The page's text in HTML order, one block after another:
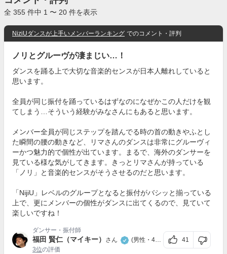
全 355 件中 1 〜 20 件を表示
NiziUダンスが上手いメンバーランキング でのコメント・評判
ノリとグルーヴが凄まじい…！
ダンスを踊る上で大切な音楽的センスが日本人離れしていると
思います。
全員が同じ振付を踊っているはずなのになぜかこの人だけを観
てしまう…そういう経験がみなさんにもあると思います。
メンバー全員が同じステップを踏んでる時の首の動きやふとし
た瞬間の腰の動きなど、リマさんのダンスは非常にグルーヴィ
ーかつ魅力的で個性が出ています。まるで、海外のダンサーを
見ている様な気がしてきます。きっとリマさんが持っている
「ノリ」と音楽的センスがそうさせるのだと思います。
「NijiU」レベルのグループとなると振付がバシッと揃っている
上で、更にメンバーの個性がダンスに出てくるので、見ていて
楽しいですね！
ダンサー・振付師
福田 賢仁（マイキー） さん
(男性・40代)
3位の評価
41